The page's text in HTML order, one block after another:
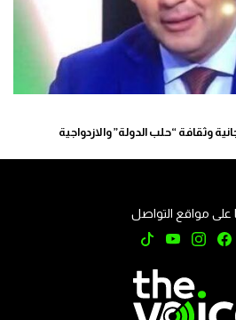
وثقافة “حلب الدولة” والازدواجية
على مواقع التواصل